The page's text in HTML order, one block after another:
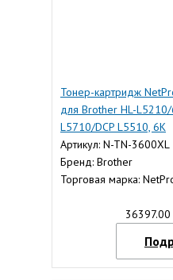
Тонер-картридж
для Brother HL-
L5710/DCP L5510, 6K
Артикул: N-TN-3600XL
Бренд: Brother
Торговая марка:
36397.00